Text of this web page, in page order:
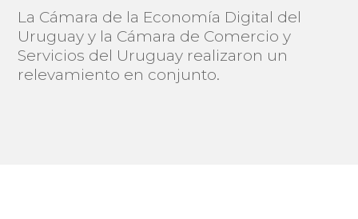
La Cámara de la Economía Digital del
Uruguay y la Cámara de Comercio y
Servicios del Uruguay realizaron un
relevamiento en conjunto.